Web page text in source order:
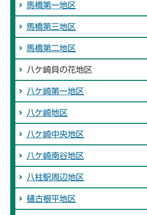
馬橋第一地区
馬橋第三地区
馬橋第二地区
八ケ崎貝の花地区
八ケ崎第一地区
八ケ崎地区
八ケ崎中央地区
八ケ崎南谷地区
八柱駅周辺地区
樋古根平地区